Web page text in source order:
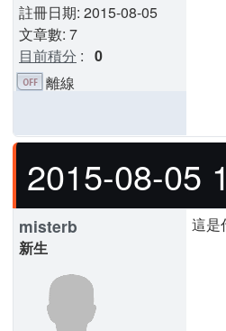
註冊日期: 2015-08-05
文章數: 7
目前積分 : 0
離線
2015-08-05
misterb
新生
這是